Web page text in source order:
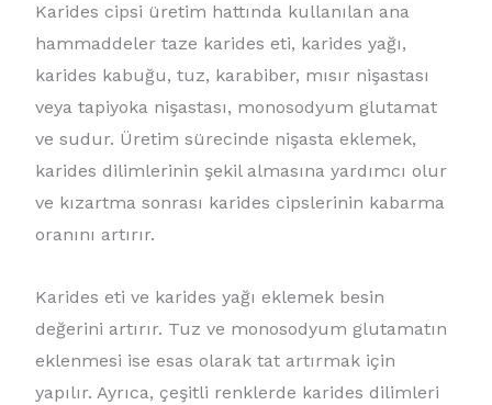
Karides cipsi üretim hattında kullanılan ana
hammaddeler taze karides eti, karides yağı,
karides kabuğu, tuz, karabiber, mısır nişastası
veya tapiyoka nişastası, monosodyum glutamat
ve sudur. Üretim sürecinde nişasta eklemek,
karides dilimlerinin şekil almasına yardımcı olur
ve kızartma sonrası karides cipslerinin kabarma
oranını artırır.
Karides eti ve karides yağı eklemek besin
değerini artırır. Tuz ve monosodyum glutamatın
eklenmesi ise esas olarak tat artırmak için
yapılır. Ayrıca, çeşitli renklerde karides dilimleri